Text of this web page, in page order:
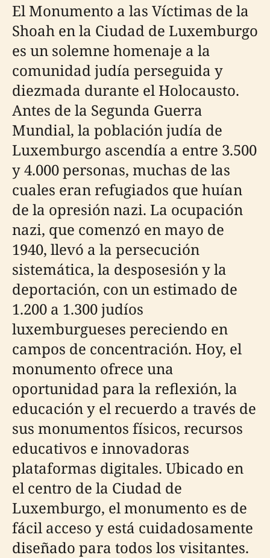
El Monumento a las Víctimas de la
Shoah en la Ciudad de Luxemburgo
es un solemne homenaje a la
comunidad judía perseguida y
diezmada durante el Holocausto.
Antes de la Segunda Guerra
Mundial, la población judía de
Luxemburgo ascendía a entre 3.500
y 4.000 personas, muchas de las
cuales eran refugiados que huían
de la opresión nazi. La ocupación
nazi, que comenzó en mayo de
1940, llevó a la persecución
sistemática, la desposesión y la
deportación, con un estimado de
1.200 a 1.300 judíos
luxemburgueses pereciendo en
campos de concentración. Hoy, el
monumento ofrece una
oportunidad para la reflexión, la
educación y el recuerdo a través de
sus monumentos físicos, recursos
educativos e innovadoras
plataformas digitales. Ubicado en
el centro de la Ciudad de
Luxemburgo, el monumento es de
fácil acceso y está cuidadosamente
diseñado para todos los visitantes.